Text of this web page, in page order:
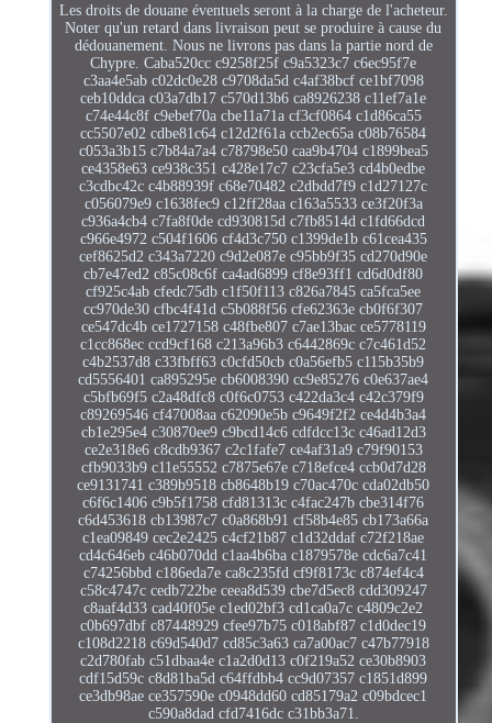
Les droits de douane éventuels seront à la charge de l'acheteur.
Noter qu'un retard dans livraison peut se produire à cause du
dédouanement. Nous ne livrons pas dans la partie nord de
Chypre. Caba520cc c9258f25f c9a5323c7 c6ec95f7e
c3aa4e5ab c02dc0e28 c9708da5d c4af38bcf ce1bf7098
ceb10ddca c03a7db17 c570d13b6 ca8926238 c11ef7a1e
c74e44c8f c9ebef70a cbe11a71a cf3cf0864 c1d86ca55
cc5507e02 cdbe81c64 c12d2f61a ccb2ec65a c08b76584
c053a3b15 c7b84a7a4 c78798e50 caa9b4704 c1899bea5
ce4358e63 ce938c351 c428e17c7 c23cfa5e3 cd4b0edbe
c3cdbc42c c4b88939f c68e70482 c2dbdd7f9 c1d27127c
c056079e9 c1638fec9 c12ff28aa c163a5533 ce3f20f3a
c936a4cb4 c7fa8f0de cd930815d c7fb8514d c1fd66dcd
c966e4972 c504f1606 cf4d3c750 c1399de1b c61cea435
cef8625d2 c343a7220 c9d2e087e c95bb9f35 cd270d90e
cb7e47ed2 c85c08c6f ca4ad6899 cf8e93ff1 cd6d0df80
cf925c4ab cfedc75db c1f50f113 c826a7845 ca5fca5ee
cc970de30 cfbc4f41d c5b088f56 cfe62363e cb0f6f307
ce547dc4b ce1727158 c48fbe807 c7ae13bac ce5778119
c1cc868ec ccd9cf168 c213a96b3 c6442869c c7c461d52
c4b2537d8 c33fbff63 c0cfd50cb c0a56efb5 c115b35b9
cd5556401 ca895295e cb6008390 cc9e85276 c0e637ae4
c5bfb69f5 c2a48dfc8 c0f6c0753 c422da3c4 c42c379f9
c89269546 cf47008aa c62090e5b c9649f2f2 ce4d4b3a4
cb1e295e4 c30870ee9 c9bcd14c6 cdfdcc13c c46ad12d3
ce2e318e6 c8cdb9367 c2c1fafe7 ce4af31a9 c79f90153
cfb9033b9 c11e55552 c7875e67e c718efce4 ccb0d7d28
ce9131741 c389b9518 cb8648b19 c70ac470c cda02db50
c6f6c1406 c9b5f1758 cfd81313c c4fac247b cbe314f76
c6d453618 cb13987c7 c0a868b91 cf58b4e85 cb173a66a
c1ea09849 cec2e2425 c4cf21b87 c1d32ddaf c72f218ae
cd4c646eb c46b070dd c1aa4b6ba c1879578e cdc6a7c41
c74256bbd c186eda7e ca8c235fd cf9f8173c c874ef4c4
c58c4747c cedb722be ceea8d539 cbe7d5ec8 cdd309247
c8aaf4d33 cad40f05e c1ed02bf3 cd1ca0a7c c4809c2e2
c0b697dbf c87448929 cfee97b75 c018abf87 c1d0dec19
c108d2218 c69d540d7 cd85c3a63 ca7a00ac7 c47b77918
c2d780fab c51dbaa4e c1a2d0d13 c0f219a52 ce30b8903
cdf15d59c c8d81ba5d c64ffdbb4 cc9d07357 c1851d899
ce3db98ae ce357590e c0948dd60 cd85179a2 c09bdcec1
c590a8dad cfd7416dc c31bb3a71.